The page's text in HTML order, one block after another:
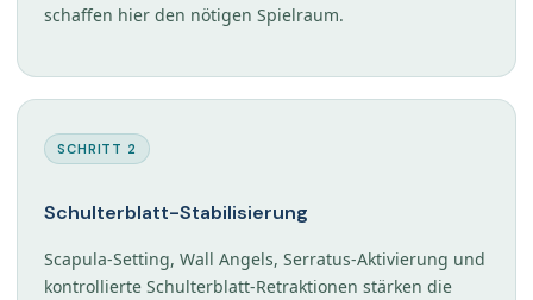
schaffen hier den nötigen Spielraum.
SCHRITT 2
Schulterblatt-Stabilisierung
Scapula-Setting, Wall Angels, Serratus-Aktivierung und
kontrollierte Schulterblatt-Retraktionen stärken die